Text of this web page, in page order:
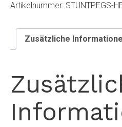
Artikelnummer: STUNTPEGS-
Zusätzliche